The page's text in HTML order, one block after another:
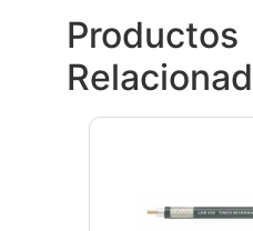
Productos